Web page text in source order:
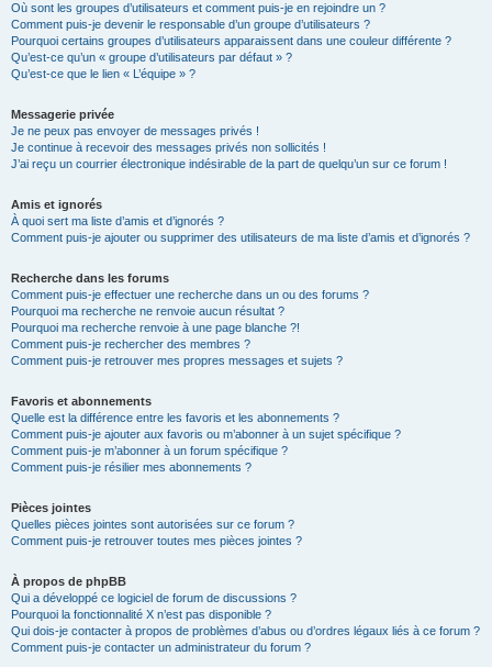
Où sont les groupes d’utilisateurs et comment puis-je en rejoindre un ?
Comment puis-je devenir le responsable d’un groupe d’utilisateurs ?
Pourquoi certains groupes d’utilisateurs apparaissent dans une couleur différente ?
Qu’est-ce qu’un « groupe d’utilisateurs par défaut » ?
Qu’est-ce que le lien « L’équipe » ?
Messagerie privée
Je ne peux pas envoyer de messages privés !
Je continue à recevoir des messages privés non sollicités !
J’ai reçu un courrier électronique indésirable de la part de quelqu’un sur ce forum !
Amis et ignorés
À quoi sert ma liste d’amis et d’ignorés ?
Comment puis-je ajouter ou supprimer des utilisateurs de ma liste d’amis et d’ignorés ?
Recherche dans les forums
Comment puis-je effectuer une recherche dans un ou des forums ?
Pourquoi ma recherche ne renvoie aucun résultat ?
Pourquoi ma recherche renvoie à une page blanche ?!
Comment puis-je rechercher des membres ?
Comment puis-je retrouver mes propres messages et sujets ?
Favoris et abonnements
Quelle est la différence entre les favoris et les abonnements ?
Comment puis-je ajouter aux favoris ou m’abonner à un sujet spécifique ?
Comment puis-je m’abonner à un forum spécifique ?
Comment puis-je résilier mes abonnements ?
Pièces jointes
Quelles pièces jointes sont autorisées sur ce forum ?
Comment puis-je retrouver toutes mes pièces jointes ?
À propos de phpBB
Qui a développé ce logiciel de forum de discussions ?
Pourquoi la fonctionnalité X n’est pas disponible ?
Qui dois-je contacter à propos de problèmes d’abus ou d’ordres légaux liés à ce forum ?
Comment puis-je contacter un administrateur du forum ?